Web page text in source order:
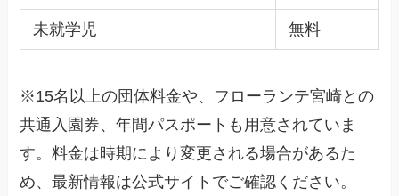
未就学児 無料
※15名以上の団体料金や、フローランテ宮崎との
共通入園券、年間パスポートも用意されていま
す。料金は時期により変更される場合があるた
め、最新情報は公式サイトでご確認ください。